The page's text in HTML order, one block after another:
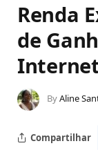
Renda
de
ByAline
Compartilhar